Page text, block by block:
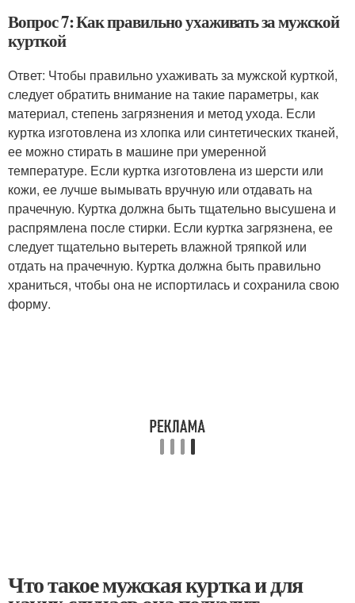
Вопрос 7: Как правильно ухаживать за мужской
курткой
Ответ: Чтобы правильно ухаживать за мужской курткой,
следует обратить внимание на такие параметры, как
материал, степень загрязнения и метод ухода. Если
куртка изготовлена из хлопка или синтетических тканей,
ее можно стирать в машине при умеренной
температуре. Если куртка изготовлена из шерсти или
кожи, ее лучше вымывать вручную или отдавать на
прачечную. Куртка должна быть тщательно высушена и
распрямлена после стирки. Если куртка загрязнена, ее
следует тщательно вытереть влажной тряпкой или
отдать на прачечную. Куртка должна быть правильно
храниться, чтобы она не испортилась и сохранила свою
форму.
Что такое мужская куртка и для